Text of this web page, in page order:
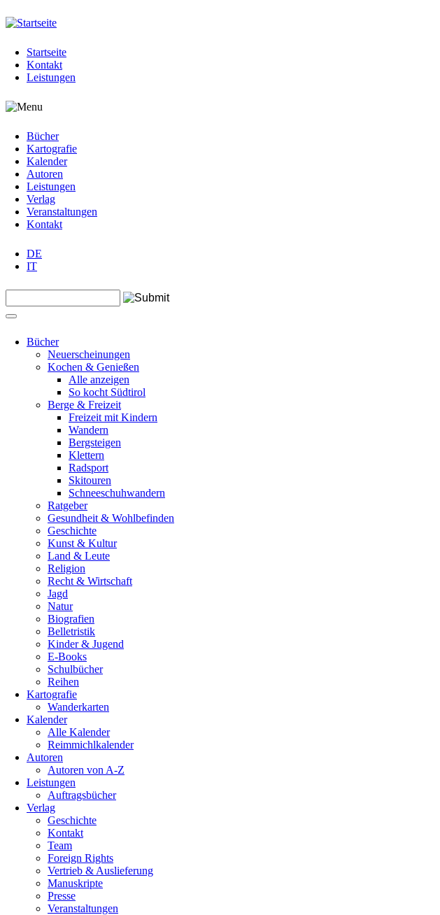
Jump to navigation
Startseite
Kontakt
Leistungen
Bücher
Kartografie
Kalender
Autoren
Leistungen
Verlag
Veranstaltungen
Kontakt
DE
IT
Suchformular
Bücher
Neuerscheinungen
Kochen & Genießen
Alle anzeigen
So kocht Südtirol
Berge & Freizeit
Freizeit mit Kindern
Wandern
Bergsteigen
Klettern
Radsport
Skitouren
Schneeschuhwandern
Ratgeber
Gesundheit & Wohlbefinden
Geschichte
Kunst & Kultur
Land & Leute
Religion
Recht & Wirtschaft
Jagd
Natur
Biografien
Belletristik
Kinder & Jugend
E-Books
Schulbücher
Reihen
Kartografie
Wanderkarten
Kalender
Alle Kalender
Reimmichlkalender
Autoren
Autoren von A-Z
Leistungen
Auftragsbücher
Verlag
Geschichte
Kontakt
Team
Foreign Rights
Vertrieb & Auslieferung
Manuskripte
Presse
Veranstaltungen